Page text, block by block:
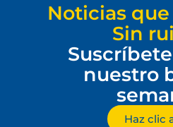
Noticias
Sin
nuestro
Haz clic